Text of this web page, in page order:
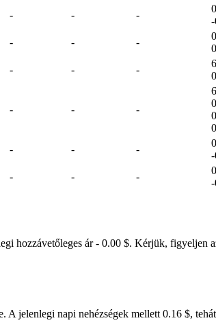
- - -
- - -
- - -
- - -
- - -
- - -
ár - 0.00 $. Kérjük, figyeljen
jelenlegi napi nehézségek mellett 0.16 $,